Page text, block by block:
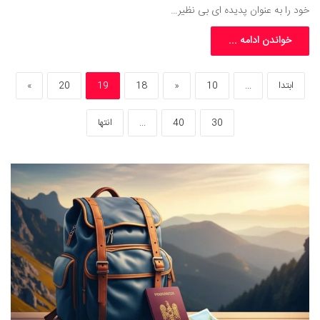
خود را به عنوان پدیده ای بی نظیر…
خواندن ادامه ...
ابتدا ...
10
«
18
19
20
»
30
40
... انتها